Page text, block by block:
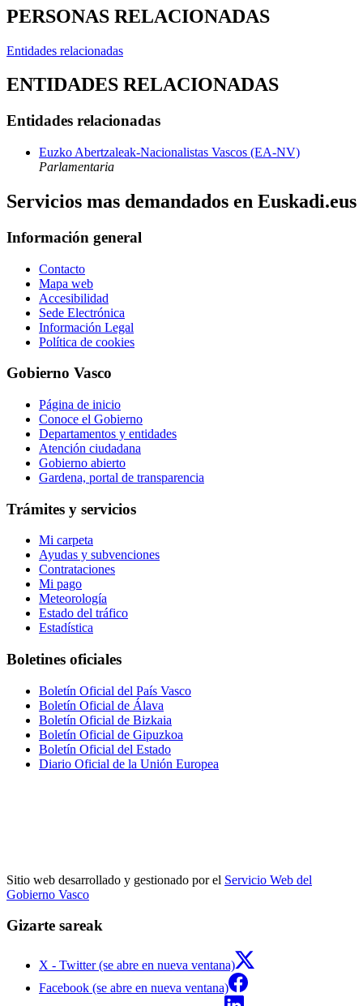
PERSONAS RELACIONADAS
Entidades relacionadas
ENTIDADES RELACIONADAS
Entidades relacionadas
Euzko Abertzaleak-Nacionalistas Vascos (EA-NV)
Parlamentaria
Servicios mas demandados en Euskadi.eus
Información general
Contacto
Mapa web
Accesibilidad
Sede Electrónica
Información Legal
Política de cookies
Gobierno Vasco
Página de inicio
Conoce el Gobierno
Departamentos y entidades
Atención ciudadana
Gobierno abierto
Gardena, portal de transparencia
Trámites y servicios
Mi carpeta
Ayudas y subvenciones
Contrataciones
Mi pago
Meteorología
Estado del tráfico
Estadística
Boletines oficiales
Boletín Oficial del País Vasco
Boletín Oficial de Álava
Boletín Oficial de Bizkaia
Boletín Oficial de Gipuzkoa
Boletín Oficial del Estado
Diario Oficial de la Unión Europea
Sitio web desarrollado y gestionado por el Servicio Web del
Gobierno Vasco
Gizarte sareak
X - Twitter (se abre en nueva ventana)
Facebook (se abre en nueva ventana)